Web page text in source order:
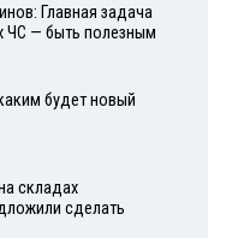
Главная задача
ЧС — быть полезным
будет новый
складах
сделать